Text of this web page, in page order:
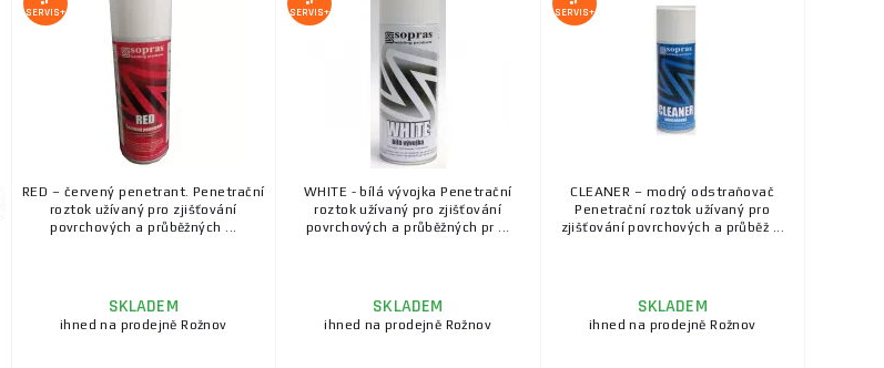
SERVIS+
RED – červený penetrant. Penetrační
roztok užívaný pro zjišťování
povrchových a průběžných ...
SKLADEM
ihned na prodejně Rožnov
SERVIS+
WHITE - bílá vývojka Penetrační
roztok užívaný pro zjišťování
povrchových a průběžných pr ...
SKLADEM
ihned na prodejně Rožnov
SERVIS+
CLEANER – modrý odstraňovač
Penetrační roztok užívaný pro
zjišťování povrchových a průběž ...
SKLADEM
ihned na prodejně Rožnov